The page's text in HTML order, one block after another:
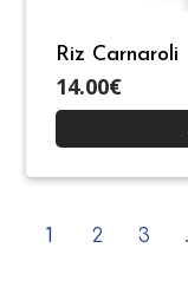
Riz Carnaroli
14.00€
1 2 3